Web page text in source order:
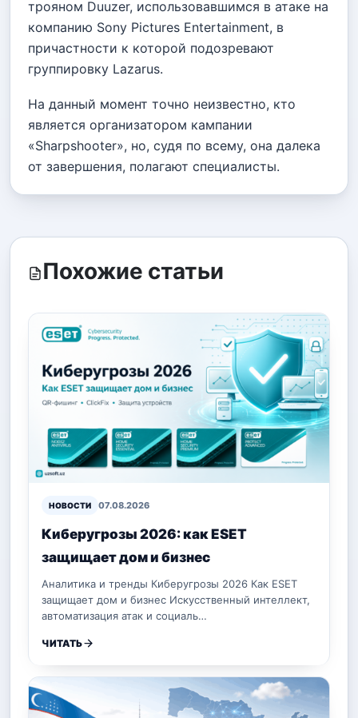
трояном Duuzer, использовавшимся в атаке на
компанию Sony Pictures Entertainment, в
причастности к которой подозревают
группировку Lazarus.
На данный момент точно неизвестно, кто
является организатором кампании
«Sharpshooter», но, судя по всему, она далека
от завершения, полагают специалисты.
Похожие статьи
НОВОСТИ 07.08.2026
Киберугрозы 2026: как ESET
защищает дом и бизнес
Аналитика и тренды Киберугрозы 2026 Как ESET
защищает дом и бизнес Искусственный интеллект,
автоматизация атак и социаль…
ЧИТАТЬ